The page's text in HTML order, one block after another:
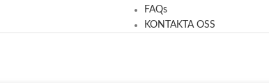
FAQs
KONTAKTA OSS